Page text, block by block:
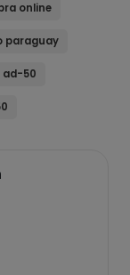
online
paraguay
50